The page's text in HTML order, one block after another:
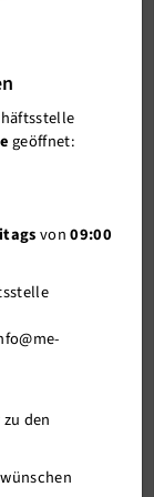
geöffnet:
von09:00
den